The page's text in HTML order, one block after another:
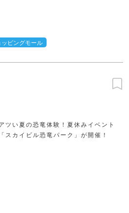
ッピングモール
ツい夏の恐竜体験！夏休みイベント
「スカイビル恐竜パーク」が開催！